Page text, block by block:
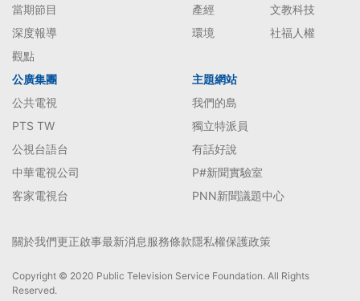
當期節目
深度報導
觀點
產經
文教科技
環境
社福人權
公廣集團
公共電視
PTS TW
公視台語台
中華電視公司
客家電視台
主題網站
我們的島
獨立特派員
有話好說
P#新聞實驗室
PNN新聞議題中心
關於我們更正啟事最新消息服務條款隱私權保護政策
Copyright © 2020 Public Television Service Foundation. All Rights
Reserved.